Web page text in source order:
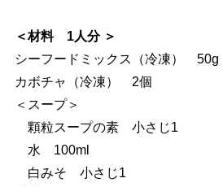
＜材料 1人分 ＞
シーフードミックス（冷凍） 50g
カボチャ（冷凍） 2個
＜スープ＞
顆粒スープの素 小さじ1
水 100ml
白みそ 小さじ1